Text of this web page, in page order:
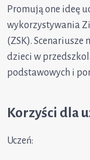
Promują one ideę
wykorzystywania
(ZSK). Scenariusze
dzieci w
podstawowych i
Korzyści dla
Uczeń: